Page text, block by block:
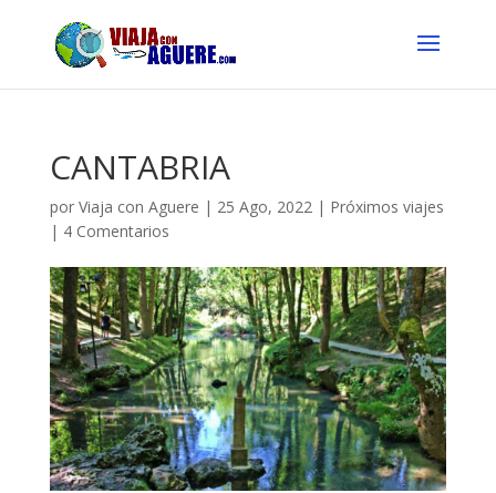
CANTABRIA
por Viaja con Aguere | 25 Ago, 2022| Próximos viajes
| 4 Comentarios